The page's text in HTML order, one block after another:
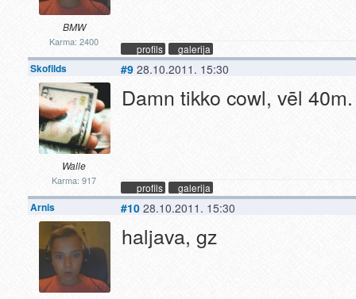
BMW
Karma: 2400
profils galerija
Skofilds
Walle
Karma: 917
#9 28.10.2011. 15:30
Damn tikko cowl, vēl 40m.
profils galerija
Arnis #10 28.10.2011. 15:30
haljava, gz